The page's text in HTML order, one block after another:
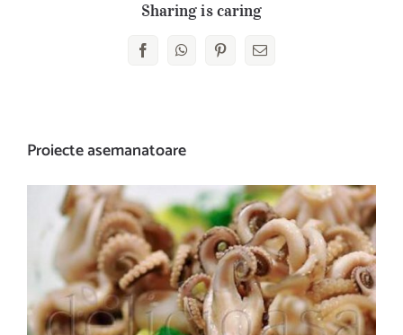
Sharing is caring
FacebookWhatsAppPinterest
E-
Proiecte asemanatoare